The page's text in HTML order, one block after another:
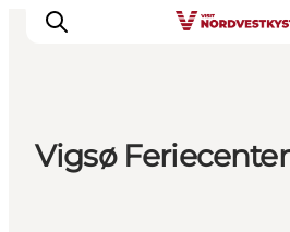
Vigsø Feriecenter